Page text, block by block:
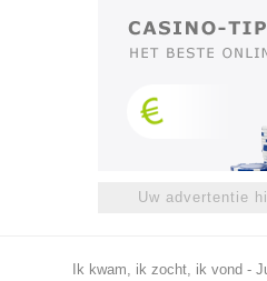
Uw advertentie
Ik kwam, ik zocht, ik vond -